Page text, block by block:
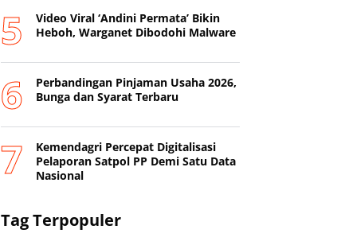
Video Viral ‘Andini Permata’ Bikin
Heboh, Warganet Dibodohi Malware
Perbandingan Pinjaman Usaha 2026,
Bunga dan Syarat Terbaru
Kemendagri Percepat Digitalisasi
Pelaporan Satpol PP Demi Satu Data
Nasional
Tag Terpopuler